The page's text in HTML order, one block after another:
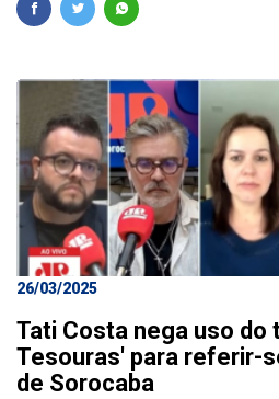
26/03/2025
Tati Costa nega uso do
Tesouras' para referir-
de Sorocaba